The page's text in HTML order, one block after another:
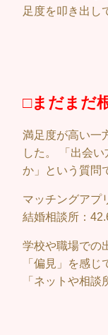
足度を叩き出し
□まだまだ
満足度が高い一
した。 「出会
か」という質問
マッチングアプ
結婚相談所：
学校や職場での
「偏見」を感
「ネットや相